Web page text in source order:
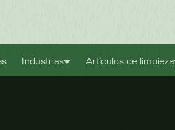
Industrias Artículos de limpieza